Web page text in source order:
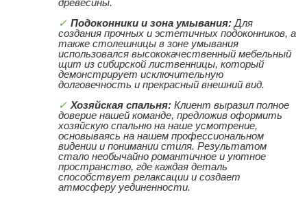
древесины.
Подоконники и зона умывания: Для
создания прочных и эстетичных подоконников, а
также столешницы в зоне умывания
использовался высококачественный мебельный
щит из сибирской лиственницы, который
демонстрирует исключительную
долговечность и прекрасный внешний вид.
Хозяйская спальня: Клиент выразил полное
доверие нашей команде, предложив оформить
хозяйскую спальню на наше усмотрение,
основываясь на нашем профессиональном
видении и понимании стиля. Результатом
стало необычайно романтичное и уютное
пространство, где каждая деталь
способствует релаксации и создает
атмосферу уединенности.